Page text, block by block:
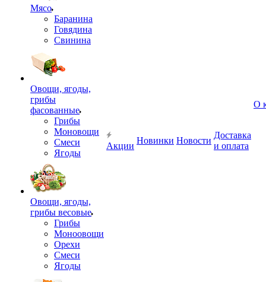
Мясо
Баранина
Говядина
Свинина
Овощи, ягоды,
грибы
фасованные
Грибы
Моновощи
Смеси
Ягоды
Овощи, ягоды,
грибы весовые
Грибы
Моноовощи
Орехи
Смеси
Ягоды
Акции
Новинки Новости
Доставка
и оплата
О